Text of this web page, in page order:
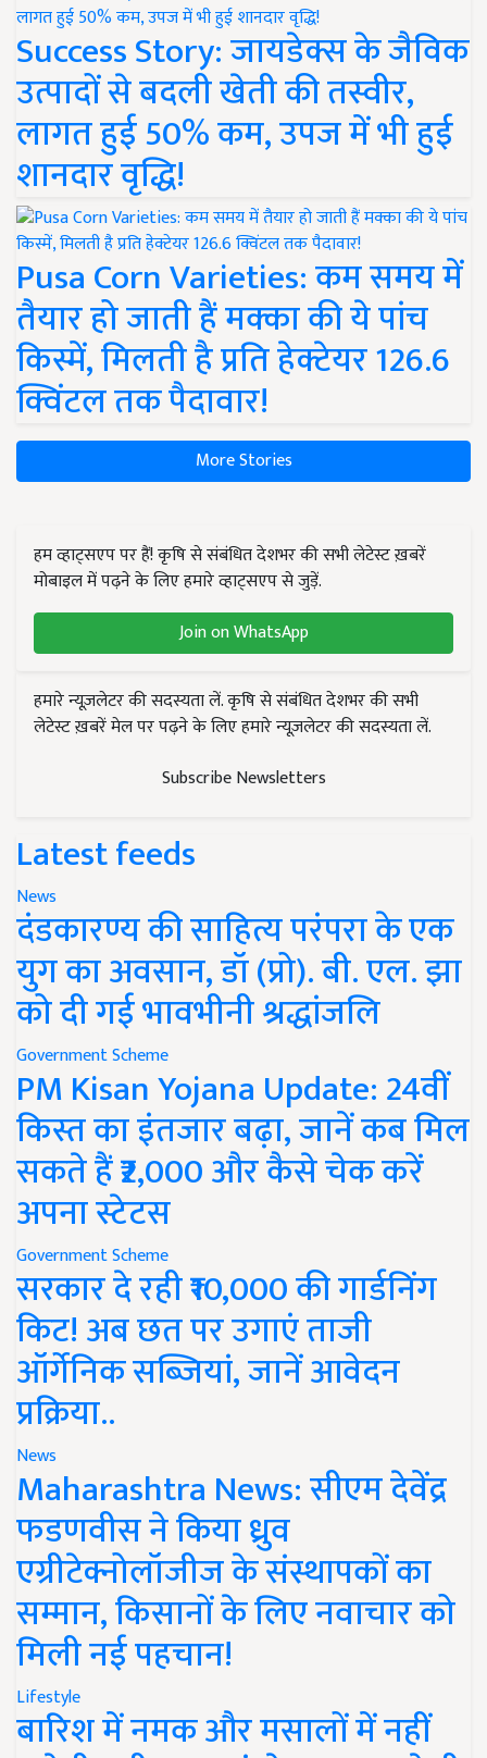
Success Story: जायडेक्स के जैविक
उत्पादों से बदली खेती की तस्वीर,
लागत हुई 50% कम, उपज में भी हुई
शानदार वृद्धि!
Pusa Corn Varieties: कम समय में
तैयार हो जाती हैं मक्का की ये पांच
किस्में, मिलती है प्रति हेक्टेयर 126.6
क्विंटल तक पैदावार!
More Stories
हम व्हाट्सएप पर हैं! कृषि से संबंधित देशभर की सभी लेटेस्ट ख़बरें
मोबाइल में पढ़ने के लिए हमारे व्हाट्सएप से जुड़ें.
Join on WhatsApp
हमारे न्यूज़लेटर की सदस्यता लें. कृषि से संबंधित देशभर की सभी
लेटेस्ट ख़बरें मेल पर पढ़ने के लिए हमारे न्यूज़लेटर की सदस्यता लें.
Subscribe Newsletters
Latest feeds
News
दंडकारण्य की साहित्य परंपरा के एक
युग का अवसान, डॉ (प्रो). बी. एल. झा
को दी गई भावभीनी श्रद्धांजलि
Government Scheme
PM Kisan Yojana Update: 24वीं
किस्त का इंतजार बढ़ा, जानें कब मिल
सकते हैं ₹2,000 और कैसे चेक करें
अपना स्टेटस
Government Scheme
सरकार दे रही ₹10,000 की गार्डनिंग
किट! अब छत पर उगाएं ताजी
ऑर्गेनिक सब्जियां, जानें आवेदन
प्रक्रिया..
News
Maharashtra News: सीएम देवेंद्र
फडणवीस ने किया ध्रुव
एग्रीटेक्नोलॉजीज के संस्थापकों का
सम्मान, किसानों के लिए नवाचार को
मिली नई पहचान!
Lifestyle
बारिश में नमक और मसालों में नहीं